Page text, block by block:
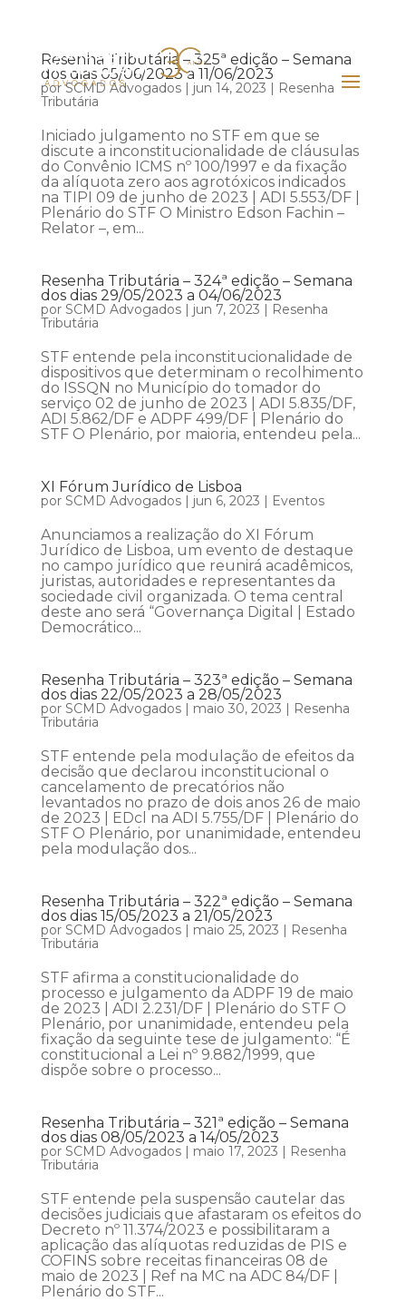
Resenha Tributária – 325ª edição – Semana
dos dias 05/06/2023 a 11/06/2023
porSCMD Advogados| jun 14, 2023 | Resenha
Tributária
Iniciado julgamento no STF em que se
discute a inconstitucionalidade de cláusulas
do Convênio ICMS nº 100/1997 e da fixação
da alíquota zero aos agrotóxicos indicados
na TIPI 09 de junho de 2023 | ADI 5.553/DF |
Plenário do STF O Ministro Edson Fachin –
Relator –, em...
Resenha Tributária – 324ª edição – Semana
dos dias 29/05/2023 a 04/06/2023
por SCMD Advogados| jun 7, 2023 | Resenha
Tributária
STF entende pela inconstitucionalidade de
dispositivos que determinam o recolhimento
do ISSQN no Município do tomador do
serviço 02 de junho de 2023 | ADI 5.835/DF,
ADI 5.862/DF e ADPF 499/DF | Plenário do
STF O Plenário, por maioria, entendeu pela...
XI Fórum Jurídico de Lisboa
por SCMD Advogados| jun 6, 2023 | Eventos
Anunciamos a realização do XI Fórum
Jurídico de Lisboa, um evento de destaque
no campo jurídico que reunirá acadêmicos,
juristas, autoridades e representantes da
sociedade civil organizada. O tema central
deste ano será “Governança Digital | Estado
Democrático...
Resenha Tributária – 323ª edição – Semana
dos dias 22/05/2023 a 28/05/2023
por SCMD Advogados| maio 30, 2023 | Resenha
Tributária
STF entende pela modulação de efeitos da
decisão que declarou inconstitucional o
cancelamento de precatórios não
levantados no prazo de dois anos 26 de maio
de 2023 | EDcl na ADI 5.755/DF | Plenário do
STF O Plenário, por unanimidade, entendeu
pela modulação dos...
Resenha Tributária – 322ª edição – Semana
dos dias 15/05/2023 a 21/05/2023
por SCMD Advogados| maio 25, 2023 | Resenha
Tributária
STF afirma a constitucionalidade do
processo e julgamento da ADPF 19 de maio
de 2023 | ADI 2.231/DF | Plenário do STF O
Plenário, por unanimidade, entendeu pela
fixação da seguinte tese de julgamento: “É
constitucional a Lei nº 9.882/1999, que
dispõe sobre o processo...
Resenha Tributária – 321ª edição – Semana
dos dias 08/05/2023 a 14/05/2023
por SCMD Advogados| maio 17, 2023 | Resenha
Tributária
STF entende pela suspensão cautelar das
decisões judiciais que afastaram os efeitos do
Decreto nº 11.374/2023 e possibilitaram a
aplicação das alíquotas reduzidas de PIS e
COFINS sobre receitas financeiras 08 de
maio de 2023 | Ref na MC na ADC 84/DF |
Plenário do STF...